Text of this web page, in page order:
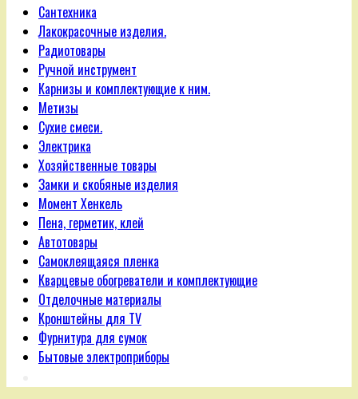
Сантехника
Лакокрасочные изделия.
Радиотовары
Ручной инструмент
Карнизы и комплектующие к ним.
Метизы
Сухие смеси.
Электрика
Хозяйственные товары
Замки и скобяные изделия
Момент Хенкель
Пена, герметик, клей
Автотовары
Самоклеящаяся пленка
Кварцевые обогреватели и комплектующие
Отделочные материалы
Кронштейны для TV
Фурнитура для сумок
Бытовые электроприборы